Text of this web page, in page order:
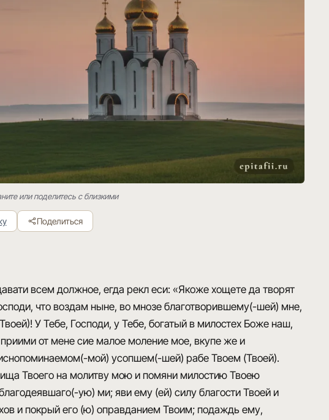
или поделитесь с близкими
Поделиться
всем должное, егда рекл еси: «Якоже хощете да творят
что воздам ныне, во мнозе благотворившему(-шей) мне,
У Тебе, Господи, у Тебе, богатый в милостех Боже наш,
от мене сие малое моление мое, вкупе же и
мой) усопшем(-шей) рабе Твоем (Твоей).
Твоего на молитву мою и помяни милостию Твоею
ую) ми; яви ему (ей) силу благости Твоей и
и покрый его (ю) оправданием Твоим; подаждь ему,